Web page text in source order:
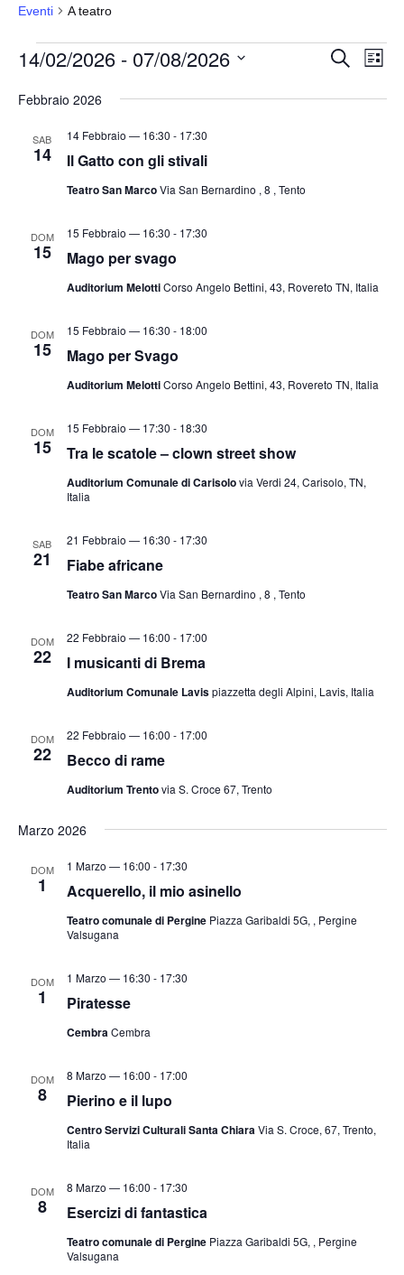
Eventi A teatro
Eventi
E
e
e
e
t
z
C
c
E
e
e
g
L
s
14/02/2026 - 07/08/2026
eFebbraio 2026
SAB
14 Il Gatto con gli stivali
14 Febbraio — 16:30 - 17:30
Teatro San MarcoVia San Bernardino , 8 , Tento
DOM
15 Mago per svago
15 Febbraio — 16:30 - 17:30
Auditorium MelottiCorso Angelo Bettini, 43, Rovereto TN, Italia
DOM
15 Mago per Svago
15 Febbraio — 16:30 - 18:00
Auditorium MelottiCorso Angelo Bettini, 43, Rovereto TN, Italia
DOM
15 Tra le scatole – clown street show
15 Febbraio — 17:30 - 18:30
Auditorium Comunale di Carisolovia Verdi 24, Carisolo, TN,
Italia
SAB
21 Fiabe africane
21 Febbraio — 16:30 - 17:30
Teatro San MarcoVia San Bernardino , 8 , Tento
DOM
22 I musicanti di Brema
22 Febbraio — 16:00 - 17:00
Auditorium Comunale Lavispiazzetta degli Alpini, Lavis, Italia
DOM
22 Becco di rame
22 Febbraio — 16:00 - 17:00
Auditorium Trentovia S. Croce 67, Trento
Marzo 2026
DOM
1 Acquerello, il mio asinello
1 Marzo — 16:00 - 17:30
Teatro comunale di Pergine Piazza Garibaldi 5G, , Pergine
Valsugana
DOM
1 Piratesse
1 Marzo — 16:30 - 17:30
CembraCembra
DOM
8 Pierino e il lupo
8 Marzo — 16:00 - 17:00
Centro Servizi Culturali Santa ChiaraVia S. Croce, 67, Trento,
Italia
DOM
8 Esercizi di fantastica
8 Marzo — 16:00 - 17:30
Teatro comunale di Pergine Piazza Garibaldi 5G, , Pergine
Valsugana